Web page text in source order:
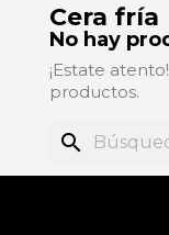
Cera fría
No hay
¡Estate
productos.
search